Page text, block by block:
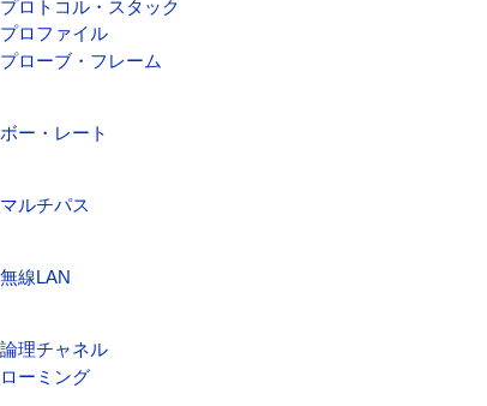
プロトコル・スタック
プロファイル
プローブ・フレーム
ボー・レート
マルチパス
無線LAN
論理チャネル
ローミング